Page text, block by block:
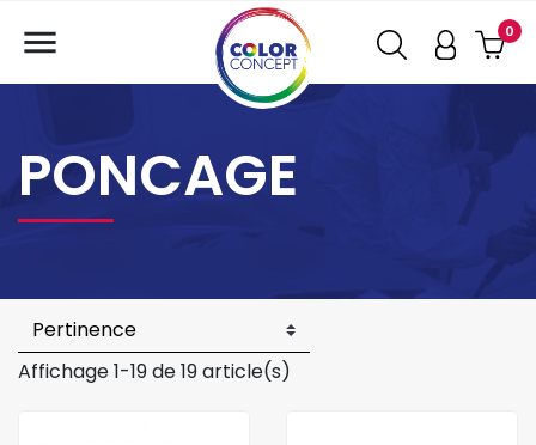
0

PONCAGE
Affichage 1-19 de 19 article(s)